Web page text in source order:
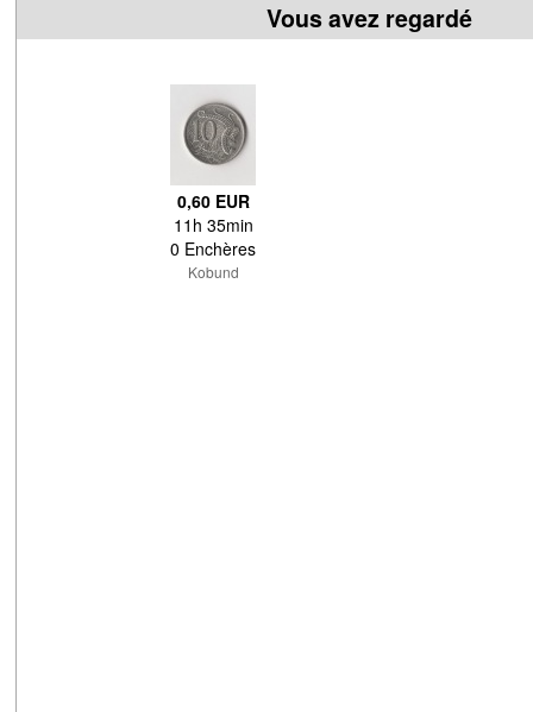
Vous avez regardé
0,60 EUR
11h 35min
0 Enchères
Kobund